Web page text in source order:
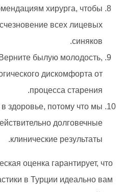
хирурга, чтобы
исчезновение всех лицевых
синяков.
Верните былую молодость,
дискомфорта от
процесса старения.
в здоровье, потому что мы
долговечные
клинические результаты.
оценка гарантирует, что
в Турции идеально вам